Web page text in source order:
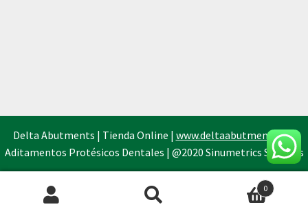
Delta Abutments | Tienda Online | www.deltaabutments.es|
Aditamentos Protésicos Dentales | @2020 Sinumetrics Systems
Búsqueda
0